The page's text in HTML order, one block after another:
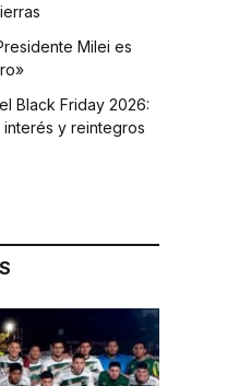
Milei es
Black Friday 2026:
y reintegros